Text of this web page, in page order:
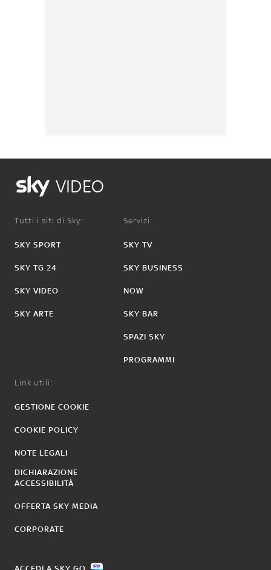
VIDEO
Tutti i siti di Sky:
SKY SPORT
SKY TG 24
SKY VIDEO
SKY ARTE
Servizi:
SKY TV
SKY BUSINESS
NOW
SKY BAR
SPAZI SKY
PROGRAMMI
Link utili:
GESTIONE COOKIE
COOKIE POLICY
NOTE LEGALI
DICHIARAZIONE
ACCESSIBILITÀ
OFFERTA SKY MEDIA
CORPORATE